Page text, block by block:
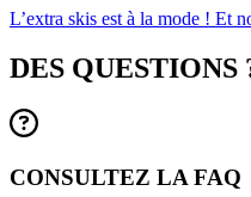
L’extra skis est à la mode ! Et
DES QUESTIONS
CONSULTEZ LA FAQ